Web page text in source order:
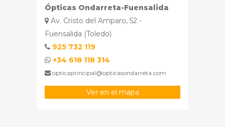
Ópticas Ondarreta-Fuensalida
Av. Cristo del Amparo, 52 -
Fuensalida (Toledo)
925 732 119
+34 618 118 314
opticaprincipal@opticasondarreta.com
Ver en el mapa